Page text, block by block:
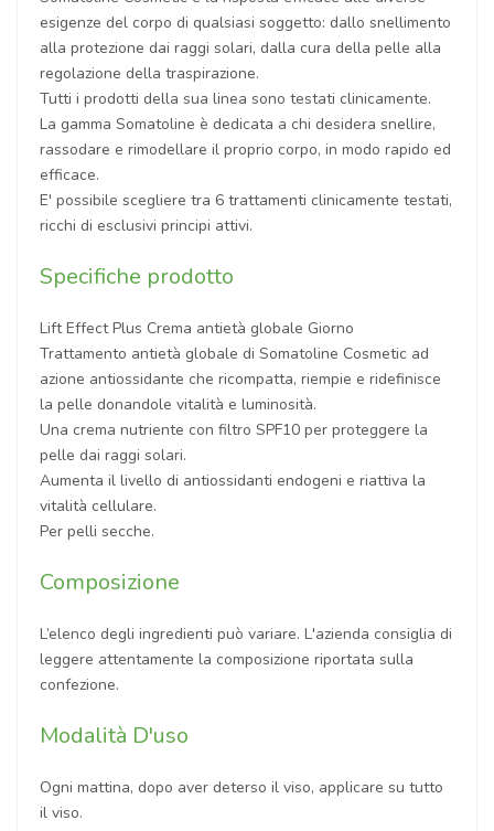
esigenze del corpo di qualsiasi soggetto: dallo snellimento
alla protezione dai raggi solari, dalla cura della pelle alla
regolazione della traspirazione.
Tutti i prodotti della sua linea sono testati clinicamente.
La gamma Somatoline è dedicata a chi desidera snellire,
rassodare e rimodellare il proprio corpo, in modo rapido ed
efficace.
E' possibile scegliere tra 6 trattamenti clinicamente testati,
ricchi di esclusivi principi attivi.
Specifiche prodotto
Lift Effect Plus Crema antietà globale Giorno
Trattamento antietà globale di Somatoline Cosmetic ad
azione antiossidante che ricompatta, riempie e ridefinisce
la pelle donandole vitalità e luminosità.
Una crema nutriente con filtro SPF10 per proteggere la
pelle dai raggi solari.
Aumenta il livello di antiossidanti endogeni e riattiva la
vitalità cellulare.
Per pelli secche.
Composizione
L’elenco degli ingredienti può variare. L'azienda consiglia di
leggere attentamente la composizione riportata sulla
confezione.
Modalità D'uso
Ogni mattina, dopo aver deterso il viso, applicare su tutto
il viso.